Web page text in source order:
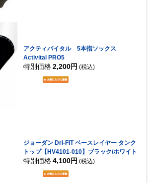
アクティバイタル 5本指ソックス
Activital PRO5
特別価格 2,200円 (税込)
ジョーダン Dri-FIT ベースレイヤー タンク
トップ【HV4101-010】ブラック/ホワイト
特別価格 4,100円 (税込)